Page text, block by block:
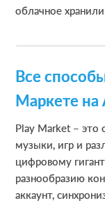
облачное
Все
Маркете
Play Market –
музыки, игр и
цифровому
разнообразию
аккаунт,